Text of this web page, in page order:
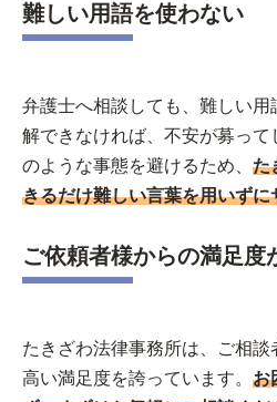
難しい用語を使わない
弁護士へ相談しても、難しい
解できなければ、不安が募っ
のような事態を避けるため、 た
きるだけ難しい言葉を用いずに
ご依頼者様からの満足度
たきざわ法律事務所は、ご相
高い満足度を誇っています。 お